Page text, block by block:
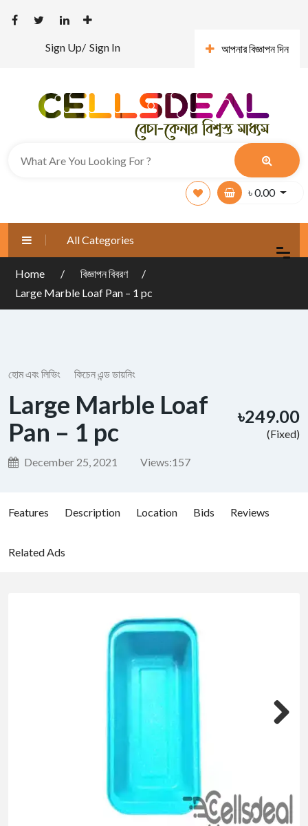
Sign Up/ Sign In আপনার বিজ্ঞাপন দিন
৳0.00
All Categories
Home
বিজ্ঞাপন বিবরণ
Large Marble Loaf Pan – 1 pc
হোম এবং লিভিং কিচেন এন্ড ডায়নিং
Large Marble Loaf
Pan – 1 pc
December 25, 2021 Views:157
৳249.00
(Fixed)
Features Description Location Bids Reviews
Related Ads